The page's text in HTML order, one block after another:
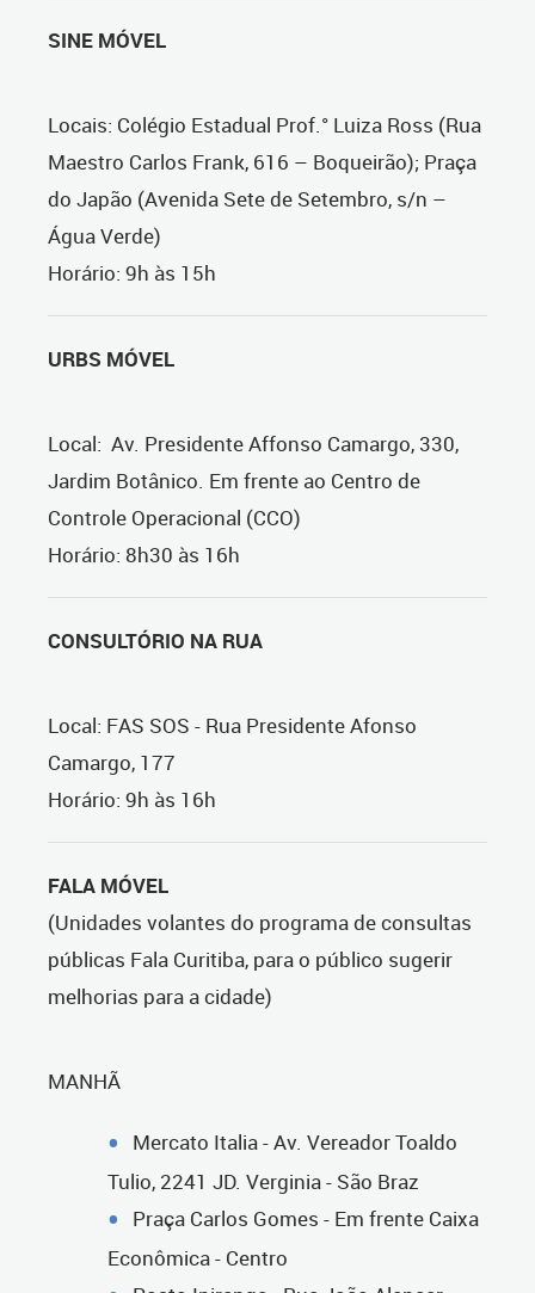
SINE MÓVEL
Locais: Colégio Estadual Prof.° Luiza Ross (Rua
Maestro Carlos Frank, 616 – Boqueirão); Praça
do Japão (Avenida Sete de Setembro, s/n –
Água Verde)
Horário: 9h às 15h
URBS MÓVEL
Local: Av. Presidente Affonso Camargo, 330,
Jardim Botânico. Em frente ao Centro de
Controle Operacional (CCO)
Horário: 8h30 às 16h
CONSULTÓRIO NA RUA
Local: FAS SOS - Rua Presidente Afonso
Camargo, 177
Horário: 9h às 16h
FALA MÓVEL
(Unidades volantes do programa de consultas
públicas Fala Curitiba, para o público sugerir
melhorias para a cidade)
MANHÃ
Mercato Italia - Av. Vereador Toaldo
Tulio, 2241 JD. Verginia - São Braz
Praça Carlos Gomes - Em frente Caixa
Econômica - Centro